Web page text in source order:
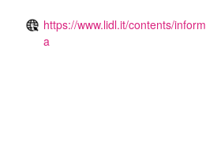
https://www.lidl.it/contents/
a